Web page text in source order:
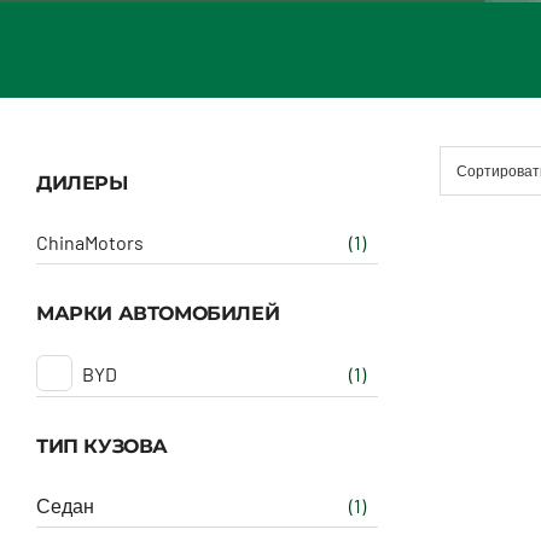
ДИЛЕРЫ
ChinaMotors (1)
МАРКИ АВТОМОБИЛЕЙ
BYD (1)
ТИП КУЗОВА
Седан (1)